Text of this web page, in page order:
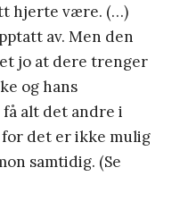
hjerte være. (…)
av. Men den
jo at dere trenger
og hans
alt det andre i
for det er ikke mulig
samtidig. (Se